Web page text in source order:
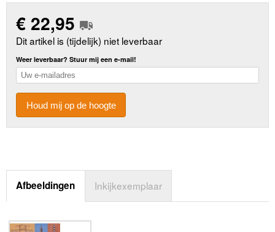
€ 22,95
Dit artikel is (tijdelijk) niet leverbaar
Weer leverbaar? Stuur mij een e-mail!
Houd mij op de hoogte
Afbeeldingen Inkijkexemplaar